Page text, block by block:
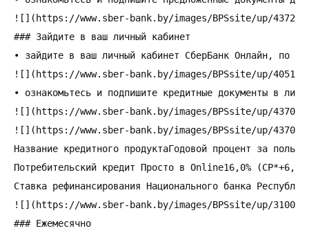
![](https://www.sber-bank.by/images/BPSsite/up/43723/
### Зайдите в ваш личный кабинет
• зайдите в ваш личный кабинет СберБанк Онлайн, по
![](https://www.sber-bank.by/images/BPSsite/up/
• ознакомьтесь и подпишите кредитные документы в
![](https://www.sber-bank.by/images/BPSsite/up/43703/
![](https://www.sber-bank.by/images/BPSsite/up/43704/
Название кредитного продуктаГодовой процент за
Потребительский кредит Просто в Online16,0%
Ставка рефинансирования Национального банка
![](https://www.sber-bank.by/images/BPSsite/up/31005/
### Ежемесячно